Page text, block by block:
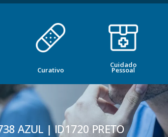
Curativo
Cuidado
Pessoal
AZUL | ID1720 PRETO